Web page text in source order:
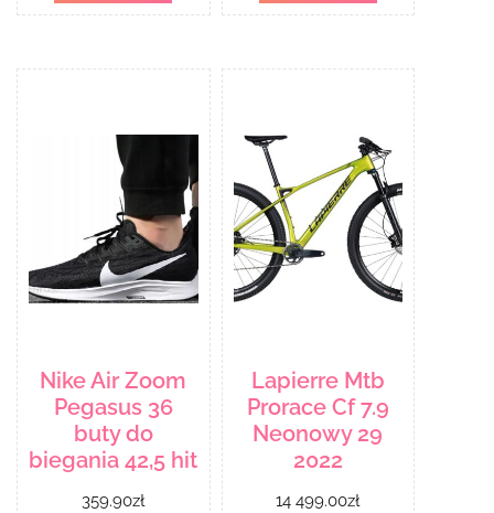
Nike Air Zoom
Pegasus 36
buty do
biegania 42,5 hit
359.90zł
Lapierre Mtb
Prorace Cf 7.9
Neonowy 29
2022
14 499.00zł